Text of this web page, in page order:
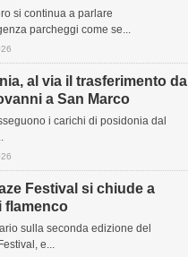
si continua a parlare
parcheggi come se...
al via il trasferimento da
a San Marco
i carichi di posidonia dal
Festival si chiude a
flamenco
sulla seconda edizione del
e...